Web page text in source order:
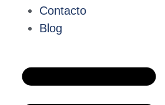
Contacto
Blog